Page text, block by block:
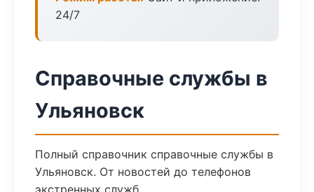
24/7
Справочные службы в
Ульяновск
Полный справочник справочные службы в
Ульяновск. От новостей до телефонов
экстренных служб.